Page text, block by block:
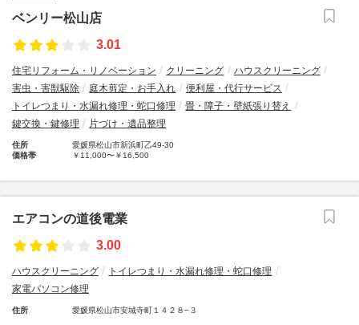
ベンリー松山店
3.01
住宅リフォーム・リノベーション クリーニング
ハウスクリーニング
害虫・害獣駆除
庭木剪定・お手入れ
便利屋・代行サービス
トイレつまり・水漏れ修理・蛇口修理
畳・障子・壁紙張り替え
鍵交換・鍵修理
片づけ・遺品整理
住所
愛媛県松山市新浜町乙49-30
価格帯
￥11,000〜￥16,500
エアコンの道後電業
3.00
ハウスクリーニング
トイレつまり・水漏れ修理・蛇口修理
家電パソコン修理
住所 愛媛県松山市安城寺町１４２８−３